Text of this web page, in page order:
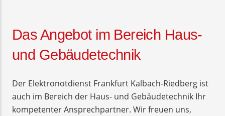
Das Angebot im Bereich Haus-
und Gebäudetechnik
Der Elektronotdienst Frankfurt Kalbach-Riedberg ist
auch im Bereich der Haus- und Gebäudetechnik Ihr
kompetenter Ansprechpartner. Wir freuen uns,